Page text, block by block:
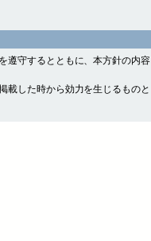
遵守するとともに、本方針の内容
載した時から効力を生じるものと